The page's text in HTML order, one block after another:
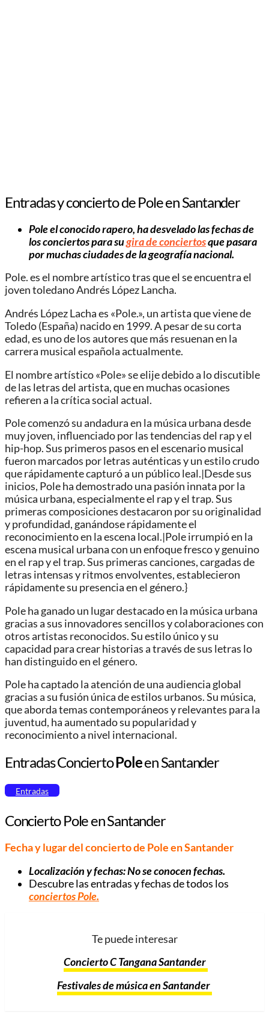
Entradas y concierto de Pole en Santander
Pole el conocido rapero, ha desvelado las fechas de
los conciertos para sugira de conciertosque pasara
por muchas ciudades de la geografía nacional.
Pole. es el nombre artístico tras que el se encuentra el
joven toledano Andrés López Lancha.
Andrés López Lacha es «Pole.», un artista que viene de
Toledo (España) nacido en 1999. A pesar de su corta
edad, es uno de los autores que más resuenan en la
carrera musical española actualmente.
El nombre artístico «Pole» se elije debido a lo discutible
de las letras del artista, que en muchas ocasiones
refieren a la crítica social actual.
Pole comenzó su andadura en la música urbana desde
muy joven, influenciado por las tendencias del rap y el
hip-hop. Sus primeros pasos en el escenario musical
fueron marcados por letras auténticas y un estilo crudo
que rápidamente capturó a un público leal.|Desde sus
inicios, Pole ha demostrado una pasión innata por la
música urbana, especialmente el rap y el trap. Sus
primeras composiciones destacaron por su originalidad
y profundidad, ganándose rápidamente el
reconocimiento en la escena local.|Pole irrumpió en la
escena musical urbana con un enfoque fresco y genuino
en el rap y el trap. Sus primeras canciones, cargadas de
letras intensas y ritmos envolventes, establecieron
rápidamente su presencia en el género.}
Pole ha ganado un lugar destacado en la música urbana
gracias a sus innovadores sencillos y colaboraciones con
otros artistas reconocidos. Su estilo único y su
capacidad para crear historias a través de sus letras lo
han distinguido en el género.
Pole ha captado la atención de una audiencia global
gracias a su fusión única de estilos urbanos. Su música,
que aborda temas contemporáneos y relevantes para la
juventud, ha aumentado su popularidad y
reconocimiento a nivel internacional.
Entradas ConciertoPoleen Santander
Entradas
Concierto Pole en Santander
Fecha y lugar del concierto de Poleen Santander
Localización y fechas: No se conocen fechas.
Descubre las entradas y fechas de todos los
conciertos Pole.
Te puede interesar
Concierto C Tangana Santander
Festivales de música en Santander